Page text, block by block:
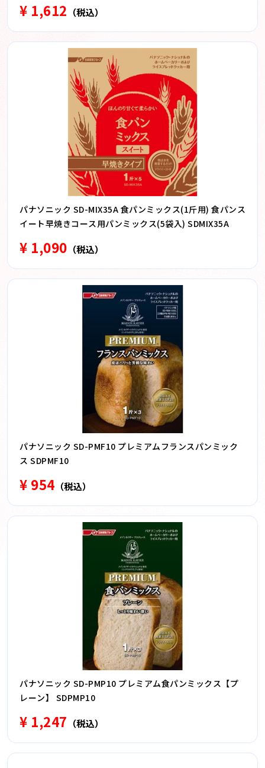
¥ 1,612 （税込）
パナソニック SD-MIX35A 食パンミックス(1斤用) 食パンス
イート早焼きコース用パンミックス(5袋入) SDMIX35A
¥ 1,090 （税込）
パナソニック SD-PMF10 プレミアムフランスパンミック
ス SDPMF10
¥ 954 （税込）
パナソニック SD-PMP10 プレミアム食パンミックス【プ
レーン】 SDPMP10
¥ 1,247 （税込）